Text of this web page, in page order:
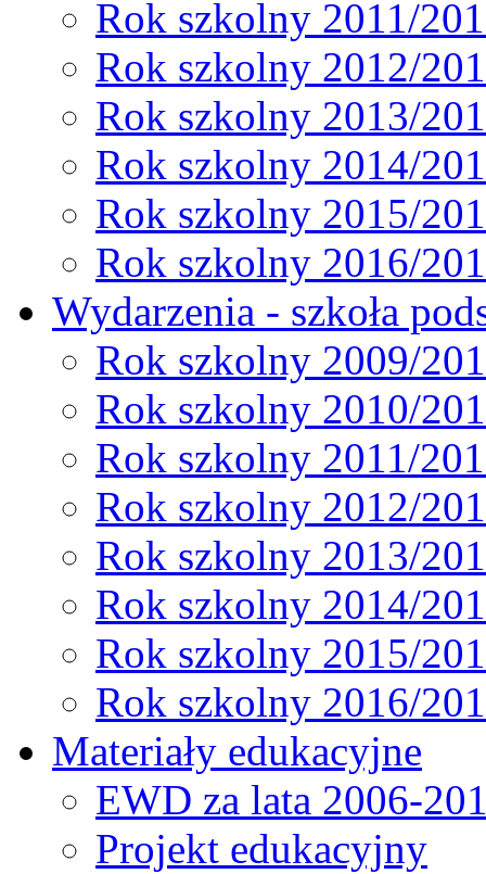
Rok szkolny 2011/
Rok szkolny 2012/
Rok szkolny 2013/
Rok szkolny 2014/
Rok szkolny 2015/
Rok szkolny 2016/
Wydarzenia - szkoła
Rok szkolny 2009/
Rok szkolny 2010/
Rok szkolny 2011/
Rok szkolny 2012/
Rok szkolny 2013/
Rok szkolny 2014/
Rok szkolny 2015/
Rok szkolny 2016/
Materiały edukacyjne
EWD za lata 2006-
Projekt edukacyjny